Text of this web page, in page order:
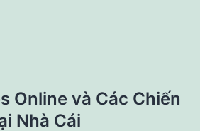
Online và Các Chiến
Nhà Cái